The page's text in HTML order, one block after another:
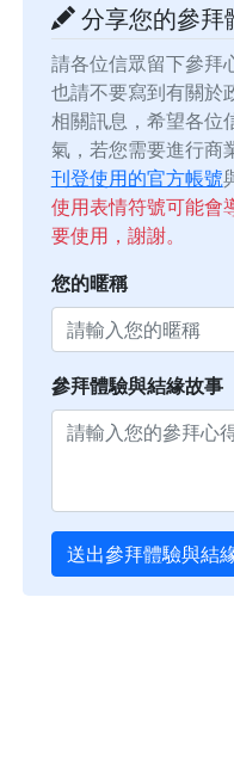
分享您的參拜
請各位信眾留下參拜
也請不要寫到有關於
相關訊息，希望各位
氣，若您需要進行商
刊登使用的官方帳號
使用表情符號可能會
要使用，謝謝。
您的暱稱
參拜體驗與結緣故事
送出參拜體驗與結